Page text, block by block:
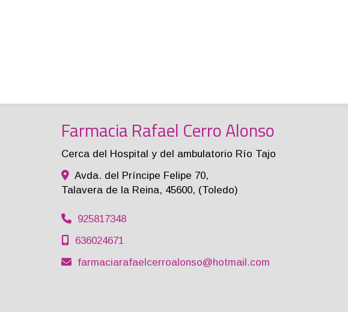
Farmacia Rafael Cerro Alonso
Cerca del Hospital y del ambulatorio Río Tajo
Avda. del Príncipe Felipe 70,
Talavera de la Reina, 45600, (Toledo)
925817348
636024671
farmaciarafaelcerroalonso
hotmail.com